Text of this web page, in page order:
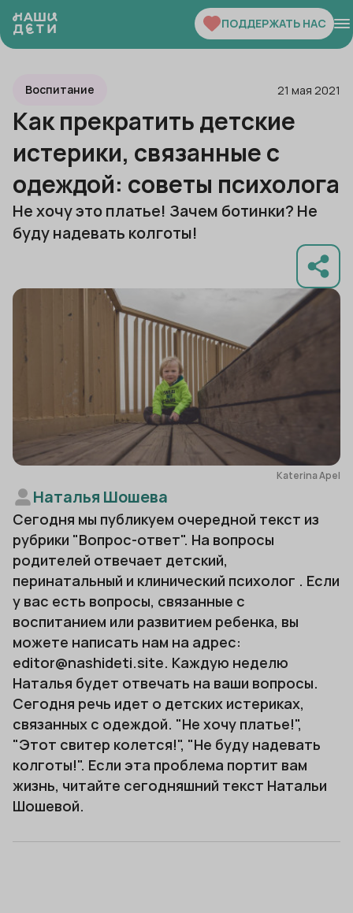
ПОДДЕРЖАТЬ НАС
Воспитание 21 мая 2021
Как прекратить детские
истерики, связанные с
одеждой: советы психолога
Не хочу это платье! Зачем ботинки? Не
буду надевать колготы!
Katerina Apel
Наталья Шошева
Сегодня мы публикуем очередной текст из
рубрики "Вопрос-ответ". На вопросы
родителей отвечает детский,
перинатальный и клинический психолог . Если
у вас есть вопросы, связанные с
воспитанием или развитием ребенка, вы
можете написать нам на адрес:
editor@nashideti.site. Каждую неделю
Наталья будет отвечать на ваши вопросы.
Сегодня речь идет о детских истериках,
связанных с одеждой. "Не хочу платье!",
"Этот свитер колется!", "Не буду надевать
колготы!". Если эта проблема портит вам
жизнь, читайте сегодняшний текст Натальи
Шошевой.